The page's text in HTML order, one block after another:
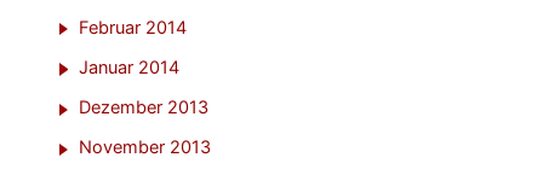
Februar 2014
Januar 2014
Dezember 2013
November 2013